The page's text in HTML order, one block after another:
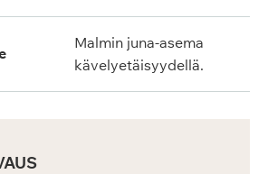
Malmin juna-asema
kävelyetäisyydellä.